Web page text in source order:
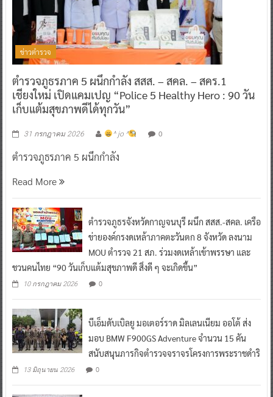
ข่าวตำรวจ
ตำรวจภูธรภาค 5 ผนึกกำลัง สสส. – สคล. – สคร.1
เชียงใหม่ เปิดแคมเปญ “Police 5 Healthy Hero : 90 วัน
เก็บแต้มสุขภาพดีได้ทุกวัน”
31 กรกฎาคม 2026 ^ jo ^ 0
ตำรวจภูธรภาค 5 ผนึกกำลัง
Read More
ตำรวจภูธรจังหวัดกาญจนบุรี ผนึก สสส.-สคล. เครือ
ข่ายองค์กรงดเหล้าภาคตะวันตก 8 จังหวัด ลงนาม
MOU ตำรวจ 21 สภ. ร่วมงดเหล้าเข้าพรรษา และ
ชวนคนไทย “90 วันเก็บแต้มสุขภาพดี สิ่งดี ๆ จะเกิดขึ้น”
10 กรกฎาคม 2026 0
บีเอ็มดับเบิลยู มอเตอร์ราด มิลเลนเนียม ออโต้ ส่ง
มอบ BMW F900GS Adventure จำนวน 15 คัน
สนับสนุนภารกิจตำรวจจราจรโครงการพระราชดำริ
13 มิถุนายน 2026 0